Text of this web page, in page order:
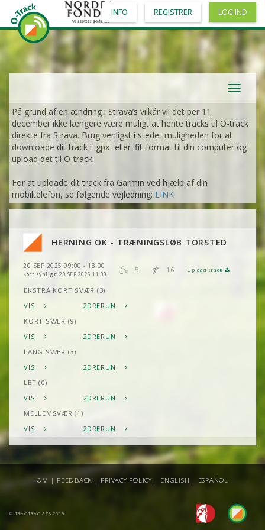
Toggle
På grund af en ændring i Strava’s vilkår vil det per 11.
december ikke længere være muligt at hente tracks til O-track
direkte fra Strava. Brug venligst i stedet muligheden for at
downloade dit track i .gpx- eller .fit-format til din computer og
upload det til O-track.
For at uploade dit track fra Garmin ved hjælp af din
mobiltelefon, se følgende vejledning: LINK
HERNING OK - TRÆNINGSLØB TORSTED
20 SEP 2025 09:00 - 18:00
Kort synligt: 20 SEP 2025 11:00
5 16 Upload track
EKSTRA KORT SVÆR (3)
VIS
2DRERUN
KORT SVÆR (9)
VIS
2DRERUN
LANG SVÆR (3)
VIS
2DRERUN
LET (0)
VIS
2DRERUN
MELLEMSVÆR (1)
VIS
2DRERUN
INFO REGISTRER LOG IND
© TRACTRAC APS 2019
OM | FEEDBACK | PRIVACY POLICY| ENGLISH | ESPAÑOL